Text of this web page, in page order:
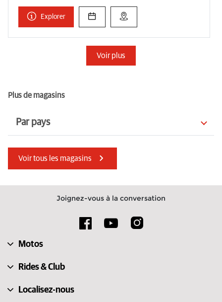
Explorer
Voir plus
Plus de magasins
Par pays
Afrique du Sud
Île de Man
Macédoine du Nord
Voir tous les magasins
Joignez-vous à la conversation
Motos
Rides & Club
Localisez-nous